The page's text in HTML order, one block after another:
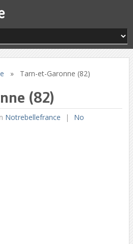
» Tarn-et-Garonne (82)
(82)
Notrebellefrance
No